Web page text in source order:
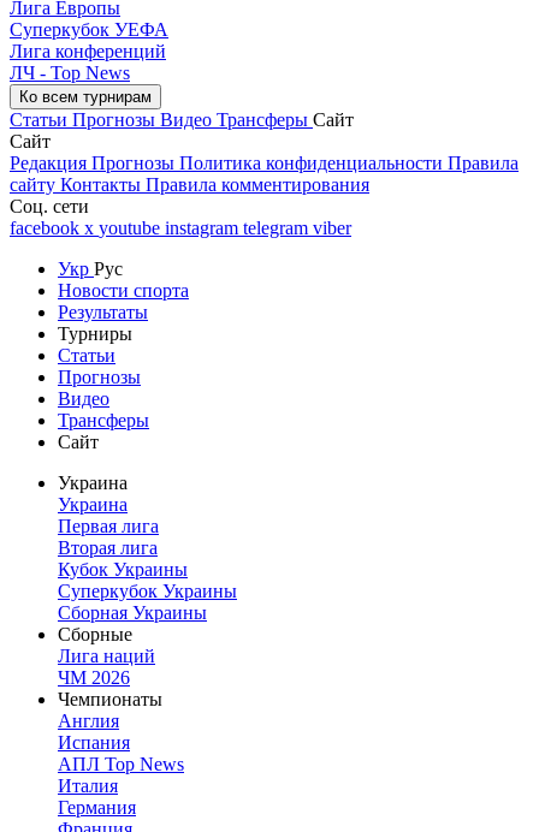
Лига Европы
Суперкубок УЕФА
Лига конференций
ЛЧ - Top News
Ко всем турнирам
Статьи Прогнозы Видео Трансферы Сайт
Сайт
Редакция Прогнозы Политика конфиденциальности Правила
сайту Контакты Правила комментирования
Соц. сети
facebook x youtube instagram telegram viber
Укр Рус
Новости спорта
Результаты
Турниры
Статьи
Прогнозы
Видео
Трансферы
Сайт
Украина
Украина
Первая лига
Вторая лига
Кубок Украины
Суперкубок Украины
Сборная Украины
Сборные
Лига наций
ЧМ 2026
Чемпионаты
Англия
Испания
АПЛ Top News
Италия
Германия